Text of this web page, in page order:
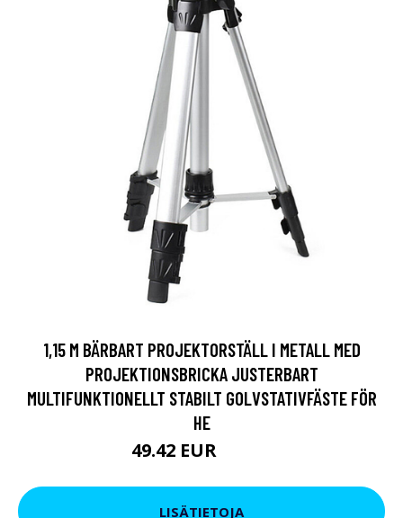
1,15 M BÄRBART PROJEKTORSTÄLL I METALL MED
PROJEKTIONSBRICKA JUSTERBART
MULTIFUNKTIONELLT STABILT GOLVSTATIVFÄSTE FÖR
HE
49.42 EUR
LISÄTIETOJA